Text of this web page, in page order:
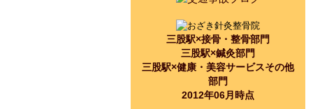
三股駅×接骨・整骨部門
三股駅×鍼灸部門
三股駅×健康・美容サービスその他
部門
2012年06月時点